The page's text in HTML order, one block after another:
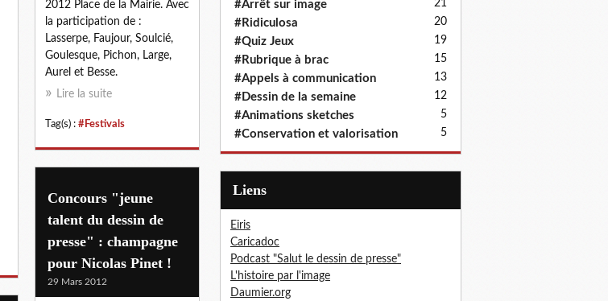
2012 Place de la Mairie. Avec
la participation de :
Lasserpe, Faujour, Soulcié,
Goulesque, Pichon, Large,
Aurel et Besse.
Lire la suite
Tag(s) : #Festivals
Concours "jeune
talent du dessin de
presse" : champagne
pour Nicolas Pinet !
29 Mars 2012
#Arrêt sur image 21
#Ridiculosa 20
#Quiz Jeux 19
#Rubrique à brac 15
#Appels à communication 13
#Dessin de la semaine 12
#Animations sketches 5
#Conservation et valorisation 5
Liens
Eiris
Caricadoc
Podcast "Salut le dessin de presse"
L'histoire par l'image
Daumier.org